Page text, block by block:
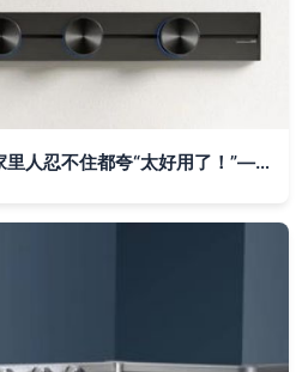
自从装了这几款插座，家里人忍不住都夸“太好用了！”——轨道插座的使用体验